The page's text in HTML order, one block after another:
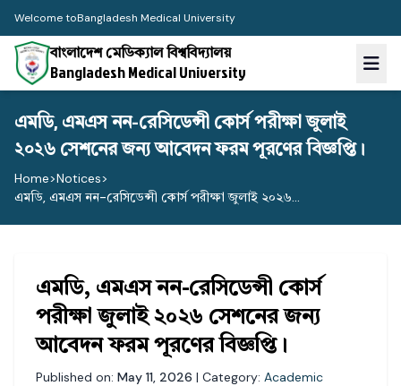
Welcome toBangladesh Medical University
বাংলাদেশ মেডিক্যাল বিশ্ববিদ্যালয়
Bangladesh Medical University
এমডি, এমএস নন-রেসিডেন্সী কোর্স পরীক্ষা জুলাই
২০২৬ সেশনের জন্য আবেদন ফরম পূরণের বিজ্ঞপ্তি।
Home>Notices>
এমডি, এমএস নন-রেসিডেন্সী কোর্স পরীক্ষা জুলাই ২০২৬...
এমডি, এমএস নন-রেসিডেন্সী কোর্স
পরীক্ষা জুলাই ২০২৬ সেশনের জন্য
আবেদন ফরম পূরণের বিজ্ঞপ্তি।
Published on: May 11, 2026 | Category: Academic